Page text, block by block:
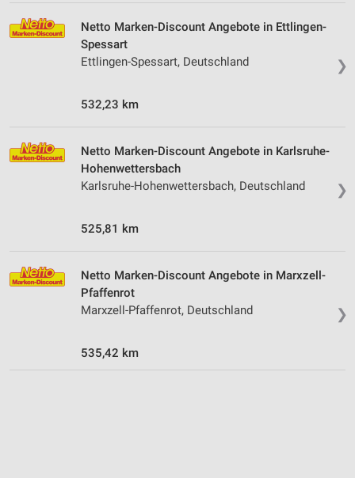
❯
Netto Marken-Discount Angebote in Ettlingen-
Spessart
Ettlingen-Spessart, Deutschland
532,23 km
❯
Netto Marken-Discount Angebote in Karlsruhe-
Hohenwettersbach
Karlsruhe-Hohenwettersbach, Deutschland
525,81 km
❯
Netto Marken-Discount Angebote in Marxzell-
Pfaffenrot
Marxzell-Pfaffenrot, Deutschland
535,42 km
Performance